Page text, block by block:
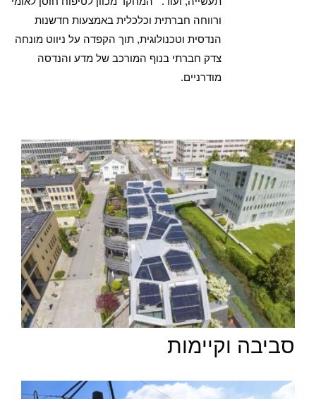
ורווחה חברתית וכלכלית באמצעות חדשנות
הנדסית וטכנולוגית, תוך הקפדה על ניווט מונחה
צדק חברתי בנוף המורכב של מדע והנדסה
מודרניים.
סביבה וקיימות